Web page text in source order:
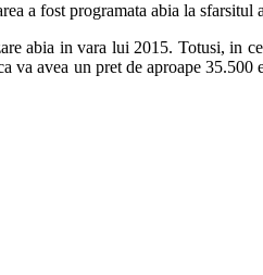
a fost programata abia la
abia in vara lui 2015. Totusi, in
va avea un pret de aproape